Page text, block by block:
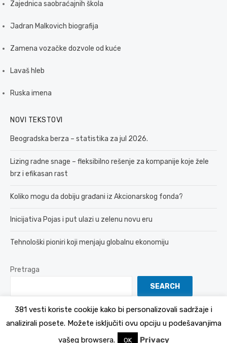
Zajednica saobraćajnih škola
Jadran Malkovich biografija
Zamena vozačke dozvole od kuće
Lavaš hleb
Ruska imena
NOVI TEKSTOVI
Beogradska berza – statistika za jul 2026.
Lizing radne snage – fleksibilno rešenje za kompanije koje žele
brz i efikasan rast
Koliko mogu da dobiju građani iz Akcionarskog fonda?
Inicijativa Pojas i put ulazi u zelenu novu eru
Tehnološki pioniri koji menjaju globalnu ekonomiju
Pretraga
SEARCH
Politika Privatnosti
381 vesti koriste cookije kako bi personalizovali sadržaje i
analizirali posete. Možete isključiti ovu opciju u podešavanjima
vašeg browsera.
OK Privacy